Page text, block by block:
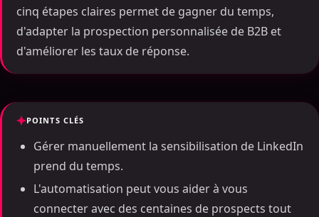
cinq étapes claires permet de gagner du temps,
d'adapter la prospection personnalisée de B2B et
d'améliorer les taux de réponse.
POINTS CLÉS
Gérer manuellement la sensibilisation de LinkedIn
prend du temps.
L'automatisation peut vous aider à vous
connecter avec des centaines de prospects tout